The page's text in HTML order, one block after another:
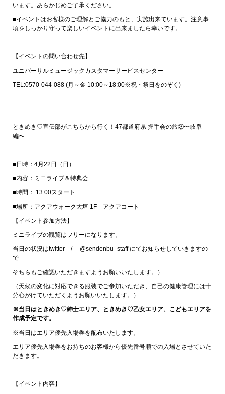
います。あらかじめご了承ください。
■イベントはお客様のご理解とご協力のもと、実施出来ています。注意事
項をしっかり守って楽しいイベントに出来ましたら幸いです。
【イベントの問い合わせ先】
ユニバーサルミュージックカスタマーサービスセンター
TEL:0570-044-088 (月～金 10:00～18:00※祝・祭日をのぞく)
ときめき♡宣伝部がこちらから行く！47都道府県 握手会の旅③〜岐阜
編〜
■日時：4月22日（日）
■内容：ミニライブ＆特典会
■時間： 13:00スタート
■場所：アクアウォーク大垣 1F アクアコート
【イベント参加方法】
ミニライブの観覧はフリーになります。
当日の状況はtwitter / @sendenbu_staff にてお知らせしていきますの
で
そちらもご確認いただきますようお願いいたします。）
（天候の変化に対応できる服装でご参加いただき、自己の健康管理には十
分心がけていただくようお願いいたします。）
※当日はときめき♡紳士エリア、ときめき♡乙女エリア、こどもエリアを
作成予定です。
※当日はエリア優先入場券を配布いたします。
エリア優先入場券をお持ちのお客様から優先番号順での入場とさせていた
だきます。
【イベント内容】